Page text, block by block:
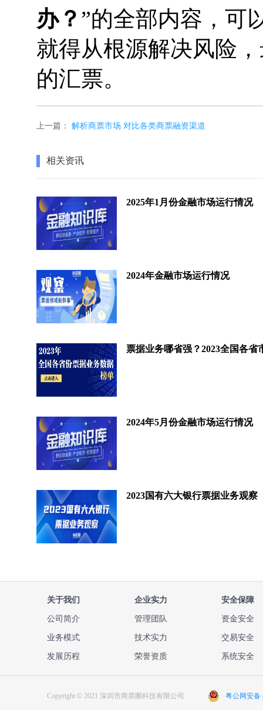
办？ ”的全部内容，可
就得从根源解决风险
的汇票。
上一篇： 解析商票市场 对比各类商票融资渠道
相关资讯
2025年1月份金融市场运行情况
2024年金融市场运行情况
2024年5月份金融市场运行情况
2023国有六大银行票据业务观察
关于我们
公司简介
业务模式
发展历程
企业实力
管理团队
技术实力
荣誉资质
安全保障
资金安全
交易安全
系统安全
Copyright © 2021 深圳市商票圈科技有限公司 粤公网安备